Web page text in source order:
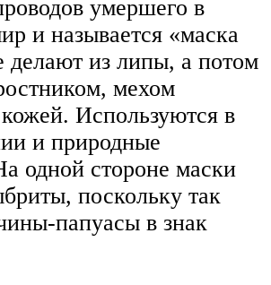
умершего в
и называется «маска
делают из липы, а потом
мехом
Используются в
и природные
одной стороне маски
поскольку так
папуасы в знак